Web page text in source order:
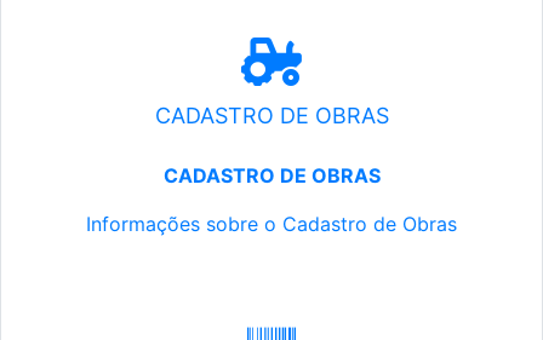
CADASTRO DE OBRAS
CADASTRO DE OBRAS
Informações sobre o Cadastro de Obras